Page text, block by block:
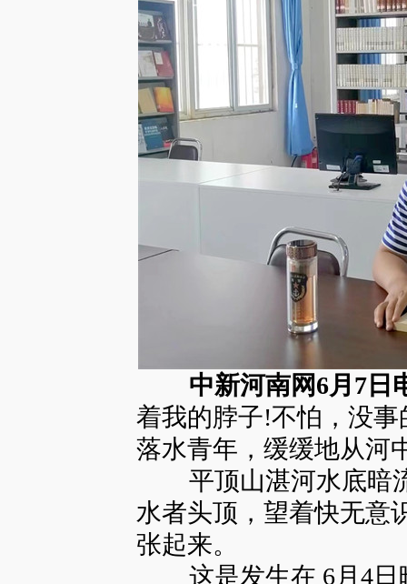
中新河南网6月7日
着我的脖子!不怕，没
落水青年，缓缓地从河
平顶山湛河水底暗流
水者头顶，望着快无意
张起来。
这是发生在 6月4日